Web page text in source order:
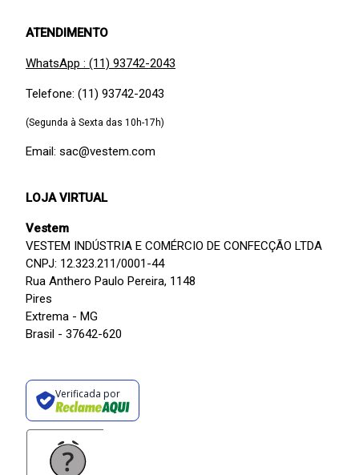
ATENDIMENTO
WhatsApp : (11) 93742-2043
Telefone: (11) 93742-2043
(Segunda à Sexta das 10h-17h)
Email: sac@vestem.com
LOJA VIRTUAL
Vestem
VESTEM INDÚSTRIA E COMÉRCIO DE CONFECÇÃO LTDA
CNPJ: 12.323.211/0001-44
Rua Anthero Paulo Pereira, 1148
Pires
Extrema - MG
Brasil - 37642-620
Verificada por